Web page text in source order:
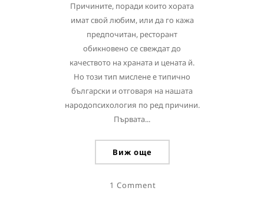
Причините, поради които хората
имат свой любим, или да го кажа
предпочитан, ресторант
обикновено се свеждат до
качеството на храната и цената й.
Но този тип мислене е типично
български и отговаря на нашата
народопсихология по ред причини.
Първата...
Виж още
1 Comment